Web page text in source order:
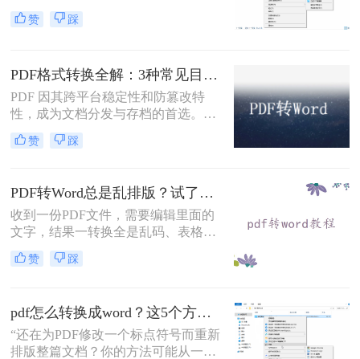
一致性呈现"——无论在什么设备上
打开，排版都完全一样。这个优点也
位置，而Word是流式排版，内容从上
到下流动、自动换行。
赞 踩
PDF格式转换全解：3种常见目标格式及对应操作方法！
PDF 因其跨平台稳定性和防篡改特
性，成为文档分发与存档的首选。但
当需要编辑内容、调整格式或提取文
本时，将其转换为可编辑的 Word 文
流转换途径。
赞 踩
PDF转Word总是乱排版？试了好几个办法，这几个真的能用！
收到一份PDF文件，需要编辑里面的
文字，结果一转换全是乱码、表格错
位、图片跑偏——这种糟心事估计不
少人都遇到过。其实pdf怎么转换成
的PDF是什么类型、要转几个文件、
对排版要求高不高。本文就按不同场
景，把我自己实际用过、觉得靠谱的
赞 踩
pdf怎么转换成word？这5个方法亲测有效，职场人必备技能！
“还在为PDF修改一个标点符号而重新
排版整篇文档？你的方法可能从一开